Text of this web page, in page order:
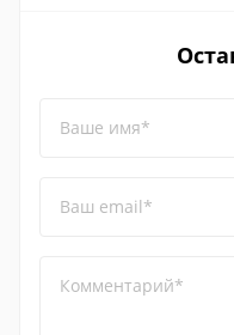
Ваше имя*
Ваш email*
Комментарий*